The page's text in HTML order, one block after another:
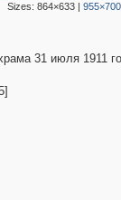
Sizes: 864×633| 955×700
31 июля 1911